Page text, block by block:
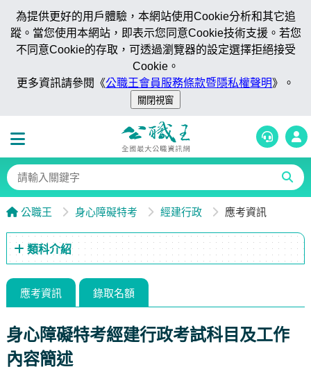
為提供更好的用戶體驗，本網站使用Cookie分析和其它追
蹤。當您使用本網站，即表示您同意Cookie技術支援。若您
不同意Cookie的存取，可透過瀏覽器的設定選擇拒絕接受
Cookie。
更多資訊請參閱《公職王會員服務條款暨隱私權聲明》。
公職王 身心障礙特考 經建行政 應考資訊
類科介紹
應考資訊 錄取名額
身心障礙特考經建行政考試科目及工作
內容簡述